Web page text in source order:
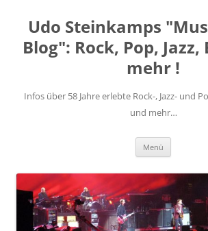
springen
Udo Steinkamps
Blog": Rock, Pop,
mehr !
Infos über 58 Jahre erlebte Rock-, Jazz- und
und mehr…
Menü